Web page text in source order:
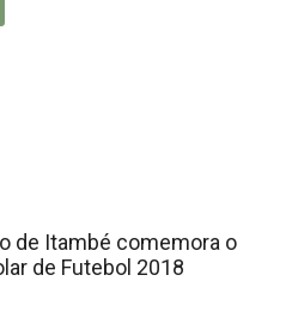
de Itambé comemora o
de Futebol 2018